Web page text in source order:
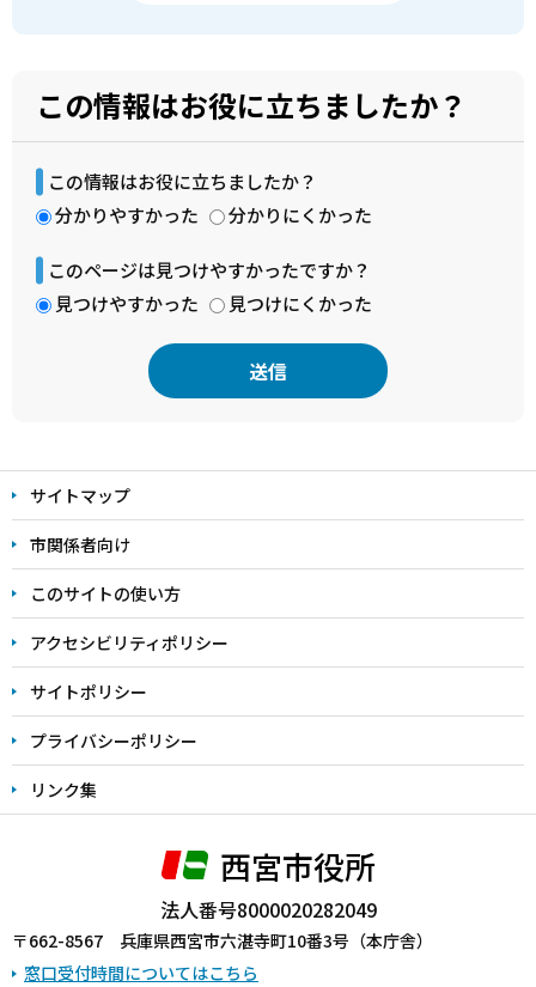
この情報はお役に立ちましたか？
この情報はお役に立ちましたか？
分かりやすかった
分かりにくかった
このページは見つけやすかったですか？
見つけやすかった
見つけにくかった
文
こ
こ
ま
で
サイトマップ
市関係者向け
このサイトの使い方
アクセシビリティポリシー
サイトポリシー
プライバシーポリシー
リンク集
西宮市役所
法人番号8000020282049
〒662-8567 兵庫県西宮市六湛寺町10番3号（本庁舎）
窓口受付時間についてはこちら